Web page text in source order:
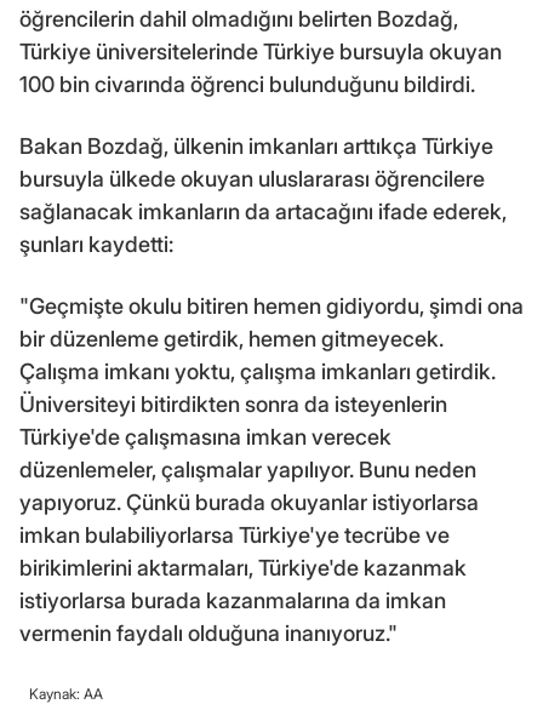
öğrencilerin dahil olmadığını belirten Bozdağ,
Türkiye üniversitelerinde Türkiye bursuyla okuyan
100 bin civarında öğrenci bulunduğunu bildirdi.
Bakan Bozdağ, ülkenin imkanları arttıkça Türkiye
bursuyla ülkede okuyan uluslararası öğrencilere
sağlanacak imkanların da artacağını ifade ederek,
şunları kaydetti:
"Geçmişte okulu bitiren hemen gidiyordu, şimdi ona
bir düzenleme getirdik, hemen gitmeyecek.
Çalışma imkanı yoktu, çalışma imkanları getirdik.
Üniversiteyi bitirdikten sonra da isteyenlerin
Türkiye'de çalışmasına imkan verecek
düzenlemeler, çalışmalar yapılıyor. Bunu neden
yapıyoruz. Çünkü burada okuyanlar istiyorlarsa
imkan bulabiliyorlarsa Türkiye'ye tecrübe ve
birikimlerini aktarmaları, Türkiye'de kazanmak
istiyorlarsa burada kazanmalarına da imkan
vermenin faydalı olduğuna inanıyoruz."
Kaynak: AA